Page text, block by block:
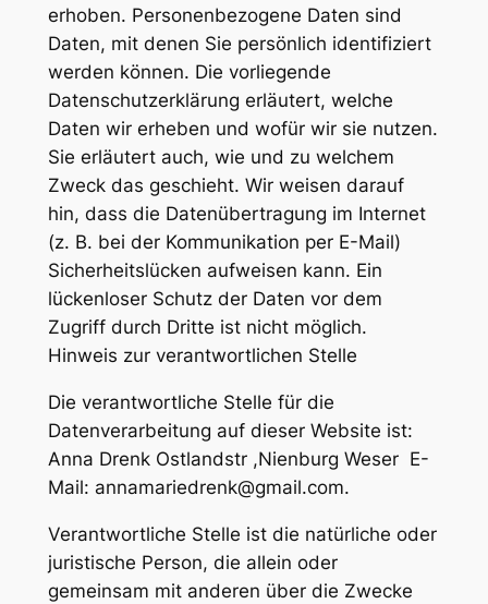
erhoben. Personenbezogene Daten sind
Daten, mit denen Sie persönlich identifiziert
werden können. Die vorliegende
Datenschutzerklärung erläutert, welche
Daten wir erheben und wofür wir sie nutzen.
Sie erläutert auch, wie und zu welchem
Zweck das geschieht. Wir weisen darauf
hin, dass die Datenübertragung im Internet
(z. B. bei der Kommunikation per E-Mail)
Sicherheitslücken aufweisen kann. Ein
lückenloser Schutz der Daten vor dem
Zugriff durch Dritte ist nicht möglich.
Hinweis zur verantwortlichen Stelle
Die verantwortliche Stelle für die
Datenverarbeitung auf dieser Website ist:
Anna Drenk Ostlandstr ,Nienburg Weser E-
Mail: annamariedrenk@gmail.com.
Verantwortliche Stelle ist die natürliche oder
juristische Person, die allein oder
gemeinsam mit anderen über die Zwecke